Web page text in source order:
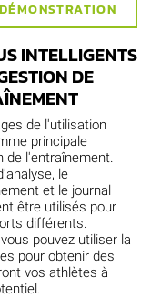
INTELLIGENTS
DE
de l'utilisation
principale
de l'entraînement.
le
et le journal
être utilisés pour
différents.
pouvez utiliser la
pour obtenir des
vos athlètes à